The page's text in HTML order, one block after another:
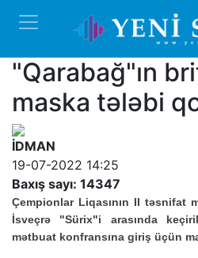
"Qarabağ"ın
maska tələbi
İDMAN
19-07-2022 14:25
Baxış sayı: 14347
Çempionlar Liqasının II təsnifat
İsveçrə "Sürix"i arasında
mətbuat konfransına giriş üçün